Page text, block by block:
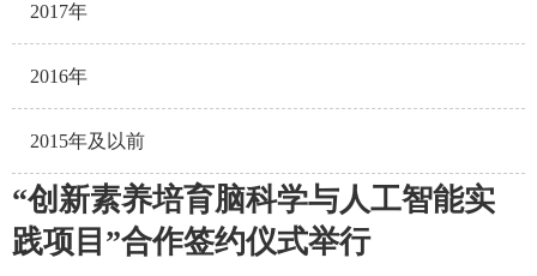
2017年
2016年
2015年及以前
“创新素养培育脑科学与人工智能实
践项目”合作签约仪式举行